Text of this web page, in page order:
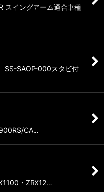
スイングアーム適合車種
SS-SAOP-000スタビ付
CA…
・ZRX12…